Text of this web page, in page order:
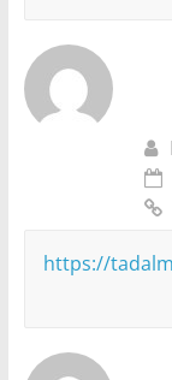
https://